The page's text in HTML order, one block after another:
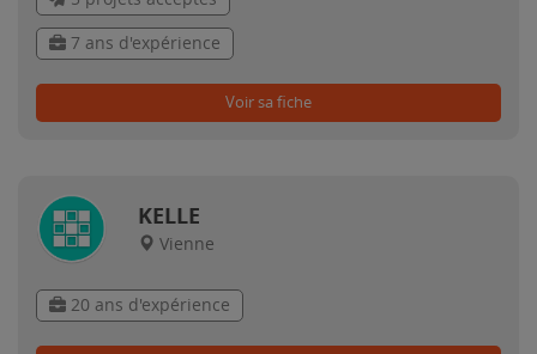
7 ans d'expérience
Voir sa fiche
KELLE
Vienne
20 ans d'expérience